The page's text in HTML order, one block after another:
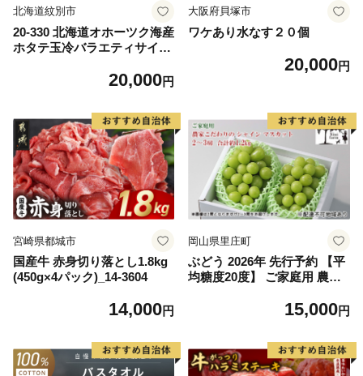
北海道紋別市
20-330 北海道オホーツク海産
ホタテ玉冷バラエティサイズ
20,000円
大阪府貝塚市
ワケあり水なす２０個
20,000円
宮崎県都城市
国産牛 赤身切り落とし1.8kg
(450g×4パック)_14-3604
14,000円
岡山県里庄町
ぶどう 2026年 先行予約 【平
均糖度20度】 ご家庭用 農家
ット 2～3房 合計約1.2kg ブ
直送 】
15,000円